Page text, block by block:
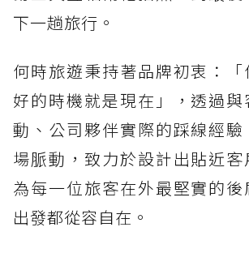
下一趟旅行。
何時旅遊秉持著品牌初衷：
好的時機就是現在」，透過
動、公司夥伴實際的踩線經
場脈動，致力於設計出貼近
為每一位旅客在外最堅實的
出發都從容自在。